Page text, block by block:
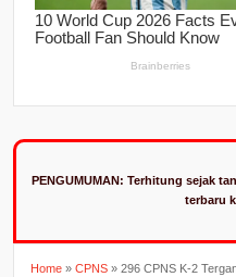
PENGUMUMAN: Terhitung sejak
terbaru
Home » CPNS » 296 CPNS K-2